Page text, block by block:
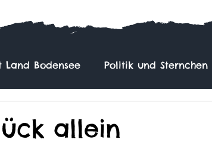
Land Bodensee Politik und Sternchen
allein